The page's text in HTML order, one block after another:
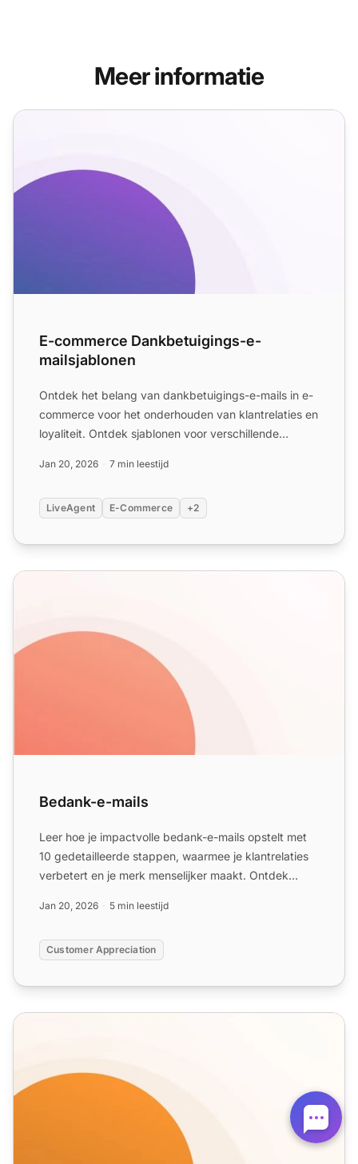
Meer informatie
E-commerce Dankbetuigings-e-mailsjablonen
E-commerce Dankbetuigings-e-
mailsjablonen
Ontdek het belang van dankbetuigings-e-mails in e-
commerce voor het onderhouden van klantrelaties en
loyaliteit. Ontdek sjablonen voor verschillende
Jan 20, 2026 7 min leestijd
LiveAgent E-Commerce +2
Bedank-e-mails
Bedank-e-mails
Leer hoe je impactvolle bedank-e-mails opstelt met
10 gedetailleerde stappen, waarmee je klantrelaties
verbetert en je merk menselijker maakt. Ontdek
Jan 20, 2026 5 min leestijd
Customer Appreciation
Win-back E-mailsjablonen